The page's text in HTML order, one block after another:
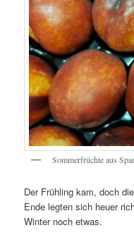
Sommerfrüchte aus
Der Frühling kam, doch
Ende legten sich heuer
Winter noch etwas.